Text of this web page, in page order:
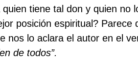
tiene tal don y quien no
posición espiritual? Parece
nos lo aclara el autor en el
de todos”.